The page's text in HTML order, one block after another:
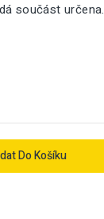
součást určena.
Do Košíku